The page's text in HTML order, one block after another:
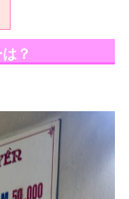
？